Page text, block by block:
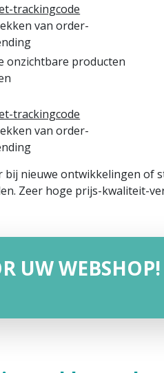
trackingcode
van order-
onzichtbare producten
trackingcode
van order-
bij nieuwe ontwikkelingen of
Zeer hoge prijs-kwaliteit-
UW WEBSHOP!